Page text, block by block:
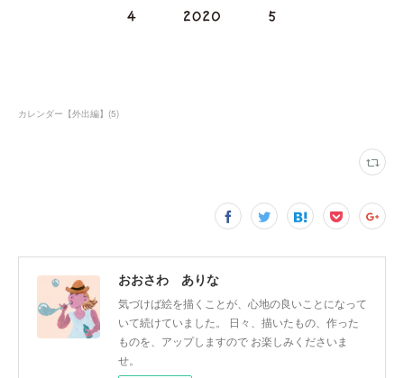
カレンダー【外出編】 (5)
おおさわ ありな
気づけば絵を描くことが、心地の良いことになって
いて続けていました。 日々、描いたもの、作った
ものを、アップしますので お楽しみくださいま
せ。